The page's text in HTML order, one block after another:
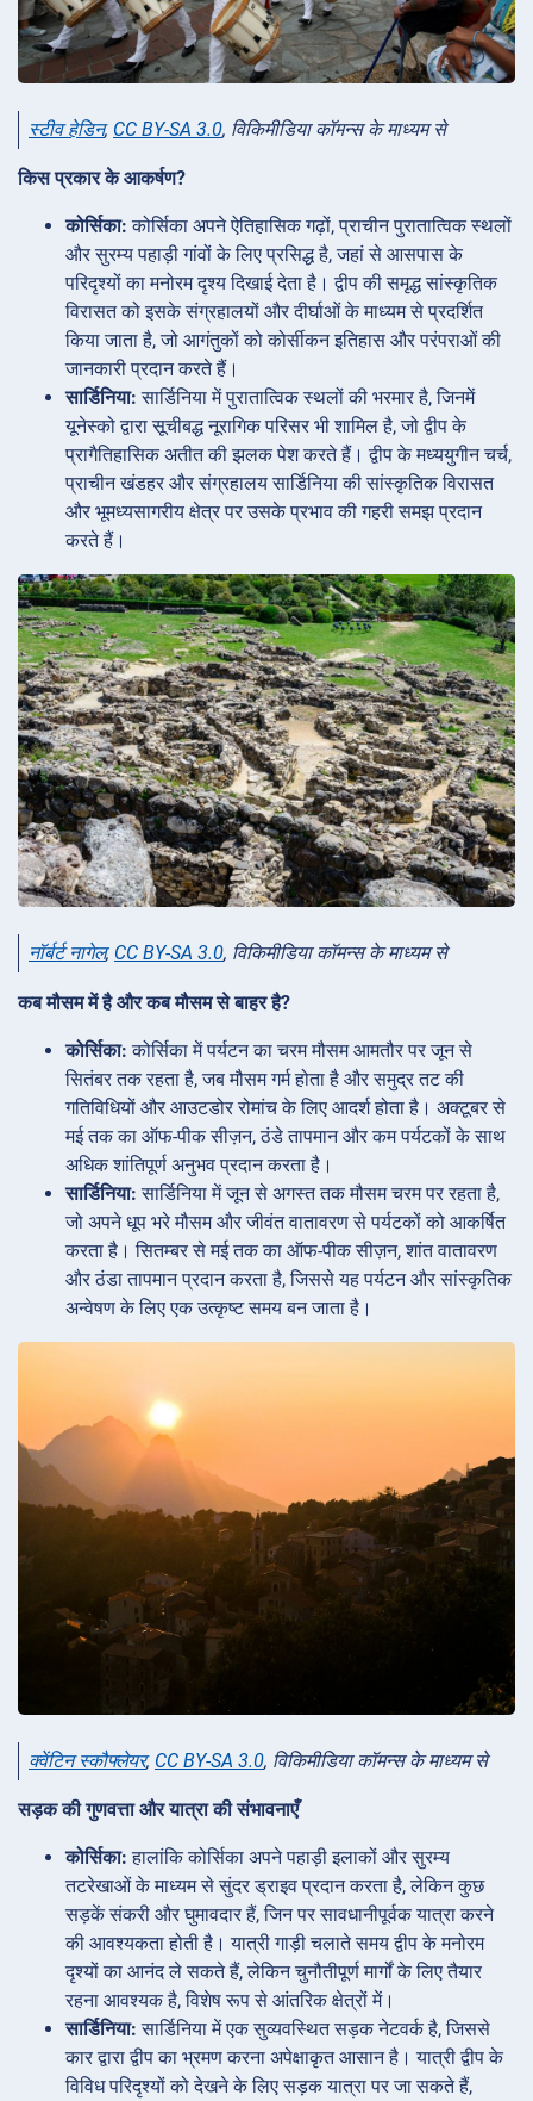
स्टीव हेडिन, CC BY-SA 3.0, विकिमीडिया कॉमन्स के माध्यम से
किस प्रकार के आकर्षण?
कोर्सिका: कोर्सिका अपने ऐतिहासिक गढ़ों, प्राचीन पुरातात्विक स्थलों
और सुरम्य पहाड़ी गांवों के लिए प्रसिद्ध है, जहां से आसपास के
परिदृश्यों का मनोरम दृश्य दिखाई देता है। द्वीप की समृद्ध सांस्कृतिक
विरासत को इसके संग्रहालयों और दीर्घाओं के माध्यम से प्रदर्शित
किया जाता है, जो आगंतुकों को कोर्सीकन इतिहास और परंपराओं की
जानकारी प्रदान करते हैं।
सार्डिनिया: सार्डिनिया में पुरातात्विक स्थलों की भरमार है, जिनमें
यूनेस्को द्वारा सूचीबद्ध नूरागिक परिसर भी शामिल है, जो द्वीप के
प्रागैतिहासिक अतीत की झलक पेश करते हैं। द्वीप के मध्ययुगीन चर्च,
प्राचीन खंडहर और संग्रहालय सार्डिनिया की सांस्कृतिक विरासत
और भूमध्यसागरीय क्षेत्र पर उसके प्रभाव की गहरी समझ प्रदान
करते हैं।
नॉर्बर्ट नागेल, CC BY-SA 3.0, विकिमीडिया कॉमन्स के माध्यम से
कब मौसम में है और कब मौसम से बाहर है?
कोर्सिका: कोर्सिका में पर्यटन का चरम मौसम आमतौर पर जून से
सितंबर तक रहता है, जब मौसम गर्म होता है और समुद्र तट की
गतिविधियों और आउटडोर रोमांच के लिए आदर्श होता है। अक्टूबर से
मई तक का ऑफ-पीक सीज़न, ठंडे तापमान और कम पर्यटकों के साथ
अधिक शांतिपूर्ण अनुभव प्रदान करता है।
सार्डिनिया: सार्डिनिया में जून से अगस्त तक मौसम चरम पर रहता है,
जो अपने धूप भरे मौसम और जीवंत वातावरण से पर्यटकों को आकर्षित
करता है। सितम्बर से मई तक का ऑफ-पीक सीज़न, शांत वातावरण
और ठंडा तापमान प्रदान करता है, जिससे यह पर्यटन और सांस्कृतिक
अन्वेषण के लिए एक उत्कृष्ट समय बन जाता है।
क्वेंटिन स्कौफ्लेयर, CC BY-SA 3.0, विकिमीडिया कॉमन्स के माध्यम से
सड़क की गुणवत्ता और यात्रा की संभावनाएँ
कोर्सिका: हालांकि कोर्सिका अपने पहाड़ी इलाकों और सुरम्य
तटरेखाओं के माध्यम से सुंदर ड्राइव प्रदान करता है, लेकिन कुछ
सड़कें संकरी और घुमावदार हैं, जिन पर सावधानीपूर्वक यात्रा करने
की आवश्यकता होती है। यात्री गाड़ी चलाते समय द्वीप के मनोरम
दृश्यों का आनंद ले सकते हैं, लेकिन चुनौतीपूर्ण मार्गों के लिए तैयार
रहना आवश्यक है, विशेष रूप से आंतरिक क्षेत्रों में।
सार्डिनिया: सार्डिनिया में एक सुव्यवस्थित सड़क नेटवर्क है, जिससे
कार द्वारा द्वीप का भ्रमण करना अपेक्षाकृत आसान है। यात्री द्वीप के
विविध परिदृश्यों को देखने के लिए सड़क यात्रा पर जा सकते हैं,